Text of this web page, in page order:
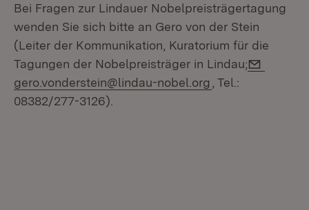
Bei Fragen zur Lindauer Nobelpreisträgertagung
wenden Sie sich bitte an Gero von der Stein
(Leiter der Kommunikation, Kuratorium für die
Tagungen der Nobelpreisträger in Lindau;
gero.vonderstein@lindau-nobel.org , Tel.:
08382/277-3126).